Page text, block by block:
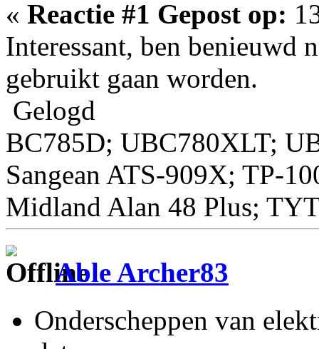
« Reactie #1 Gepost op:
Interessant, ben benieuwd
gebruikt gaan worden.
Gelogd
BC785D; UBC780XLT;
Sangean ATS-909X; TP-
Midland Alan 48 Plus;
Able Archer83
Onderscheppen van